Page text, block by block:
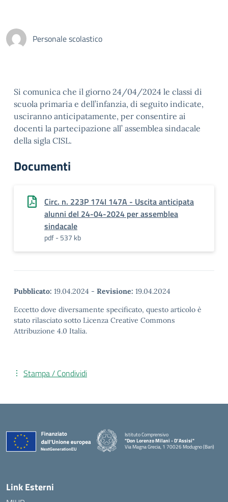
Personale scolastico
Si comunica che il giorno 24/04/2024 le classi di
scuola primaria e dell’infanzia, di seguito indicate,
usciranno anticipatamente, per consentire ai
docenti la partecipazione all’ assemblea sindacale
della sigla CISL.
Documenti
Circ. n. 223P 174I 147A - Uscita anticipata
alunni del 24-04-2024 per assemblea
sindacale
pdf - 537 kb
Pubblicato: 19.04.2024 - Revisione: 19.04.2024
Eccetto dove diversamente specificato, questo articolo è
stato rilasciato sotto Licenza Creative Commons
Attribuzione 4.0 Italia.
Stampa / Condividi
Istituto Comprensivo
"Don Lorenzo Milani - D’Assisi"
Via Magna Grecia, 1 70026 Modugno (Bari)
— Visita la pagina iniziale della scuola
Link Esterni